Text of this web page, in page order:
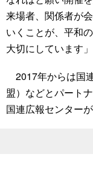
来場者、関係者が
いくことが、平和
大切にしています」
2017年からは国
盟）などとパート
国連広報センター